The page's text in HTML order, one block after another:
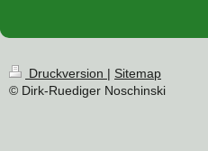
Druckversion | Sitemap
© Dirk-Ruediger Noschinski